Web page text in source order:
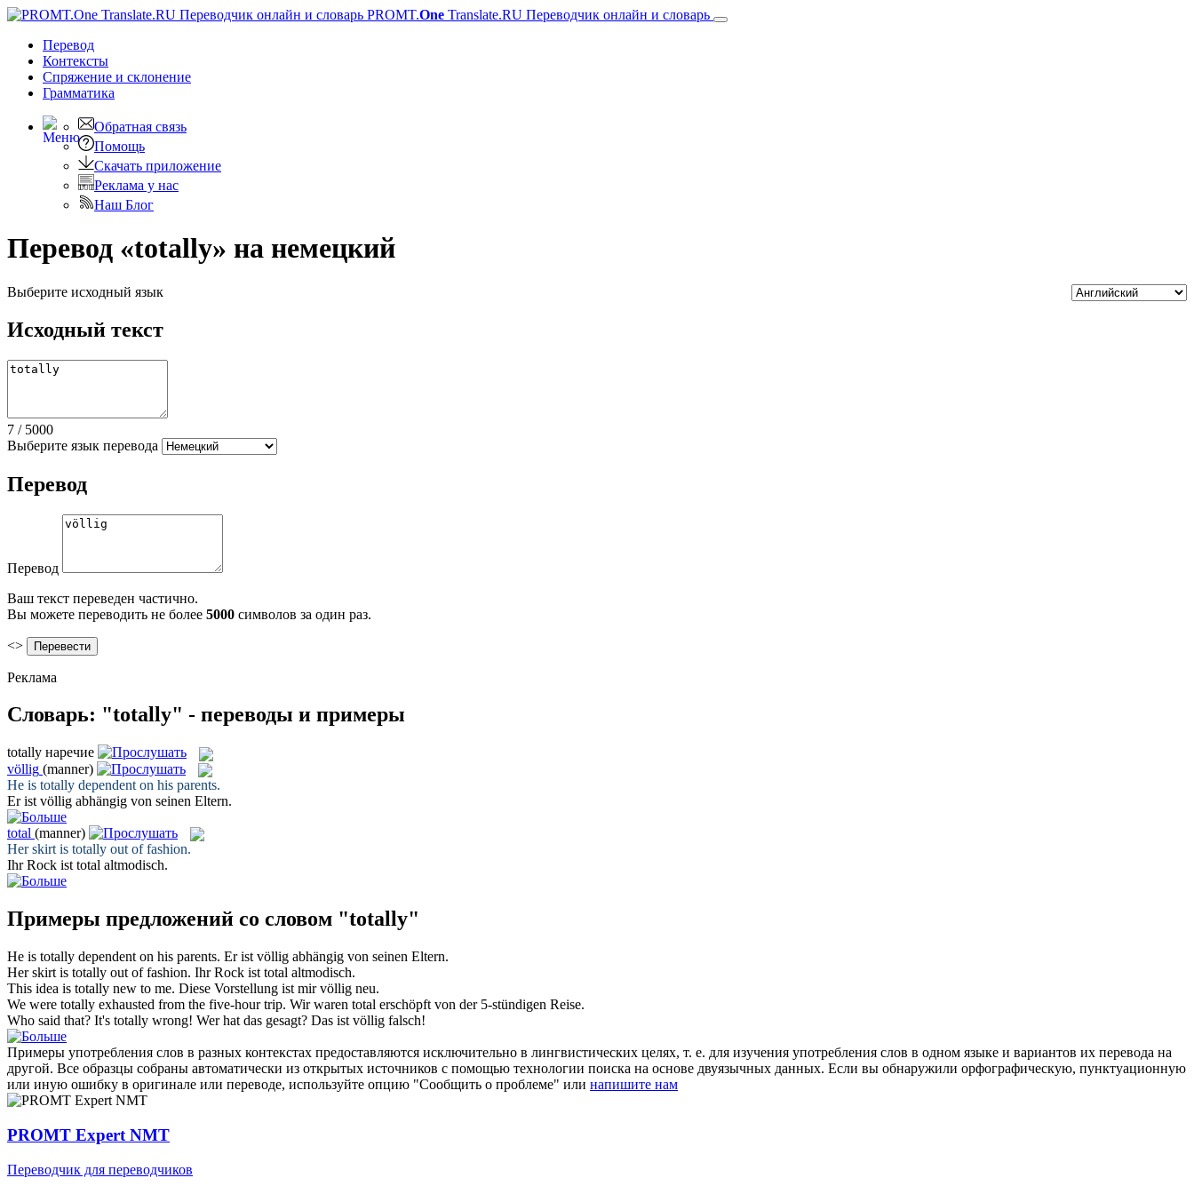
PROMT.One Translate.RU Переводчик онлайн и словарь
Перевод
Контексты
Спряжение и склонение
Грамматика
Обратная связь
Помощь
Скачать приложение
Реклама у нас
Наш Блог
Перевод «totally» на немецкий
Выберите исходный язык
Исходный текст
7 / 5000
Выберите язык перевода
Перевод
Перевод
Ваш текст переведен частично.
Вы можете переводить не более 5000 символов за один раз.
<>
Реклама
Словарь: "totally" - переводы и примеры
totally наречие
völlig (manner)
He is totally dependent on his parents.
Er ist völlig abhängig von seinen Eltern.
total (manner)
Her skirt is totally out of fashion.
Ihr Rock ist total altmodisch.
Примеры предложений со словом "totally"
He is totally dependent on his parents. Er ist völlig abhängig von seinen Eltern.
Her skirt is totally out of fashion. Ihr Rock ist total altmodisch.
This idea is totally new to me. Diese Vorstellung ist mirvöllig neu.
We were totally exhausted from the five-hour trip. Wir waren total erschöpft von der 5-stündigen Reise.
Who said that? It's totally wrong! Wer hat das gesagt? Das ist völlig falsch!
Примеры употребления слов в разных контекстах предоставляются исключительно в лингвистических целях, т. е. для изучения употребления слов в одном языке и вариантов их перевода на
другой. Все образцы собраны автоматически из открытых источников с помощью технологии поиска на основе двуязычных данных. Если вы обнаружили орфографическую, пунктуационную
или иную ошибку в оригинале или переводе, используйте опцию "Сообщить о проблеме" или напишите нам
PROMT Expert NMT
Переводчик для переводчиков